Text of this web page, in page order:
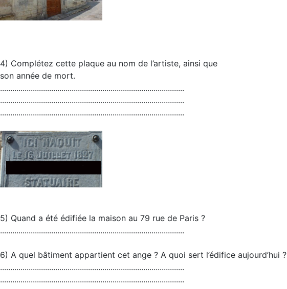
4) Complétez cette plaque au nom de l’artiste, ainsi que
son année de mort.
..........................................................................................
..........................................................................................
..........................................................................................
5) Quand a été édifiée la maison au 79 rue de Paris ?
..........................................................................................
6) A quel bâtiment appartient cet ange ? A quoi sert l’édifice aujourd’hui ?
..........................................................................................
..........................................................................................